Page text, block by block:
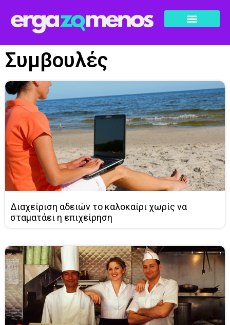
Συμβουλές
Διαχείριση αδειών το καλοκαίρι χωρίς να
σταματάει η επιχείρηση